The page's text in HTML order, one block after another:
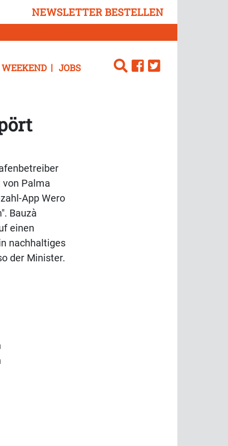
NEWSLETTER BESTELLEN
WEEKEND JOBS
Palma
App Wero
Bauzà
einen
nachhaltiges
der Minister.